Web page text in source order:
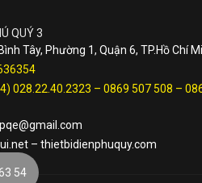
QUÝ 3
Tây, Phường 1, Quận 6, TP.Hồ Chí
028.22.40.2323 – 0869 507 508 –
– thietbidienphuquy.com
54